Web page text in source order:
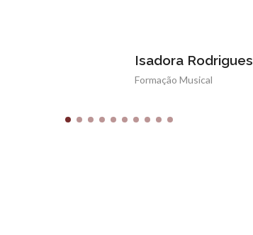
Isadora Rodrigues